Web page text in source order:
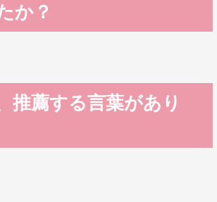
か？
推薦する言葉があり